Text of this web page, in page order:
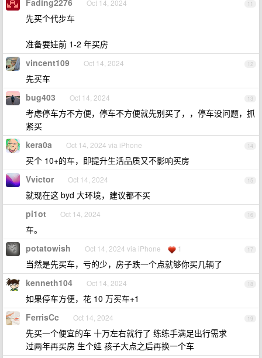
11
Fading2276 Oct 14, 2024
先买个代步车
准备要娃前 1-2 年买房
12
vincent109 Oct 14, 2024
先买车
13
bug403 Oct 14, 2024
考虑停车方不方便，停车不方便就先别买了，，停车没问题，抓
紧买
14
kera0a Oct 14, 2024 via iPhone
买个 10+的车，即提升生活品质又不影响买房
15
Vvictor Oct 14, 2024
就现在这 byd 大环境，建议都不买
16
pi1ot Oct 14, 2024
车。
17
potatowish Oct 14, 2024 via iPhone 1
当然是先买车，亏的少，房子跌一个点就够你买几辆了
18
kenneth104 Oct 14, 2024
如果停车方便，花 10 万买车+1
19
FerrisCc Oct 14, 2024
先买一个便宜的车 十万左右就行了 练练手满足出行需求
过两年再买房 生个娃 孩子大点之后再换一个车